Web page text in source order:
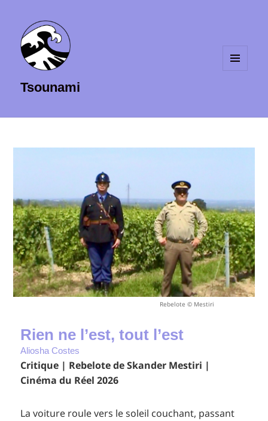
Tsounami
Rebelote © Mestiri
Rien ne l’est, tout l’est
Aliosha Costes
Critique | Rebelote de Skander Mestiri |
Cinéma du Réel 2026
La voiture roule vers le soleil couchant, passant